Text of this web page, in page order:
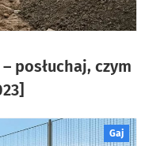
posłuchaj, czym
Gaj